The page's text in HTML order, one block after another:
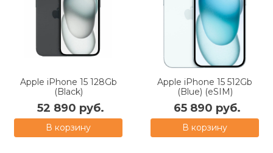
Apple iPhone 15 128Gb
(Black)
52 890 руб.
В корзину
Apple iPhone 15 512Gb
(Blue) (eSIM)
65 890 руб.
В корзину